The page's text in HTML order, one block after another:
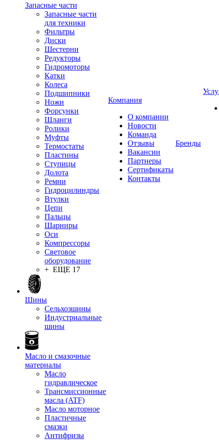
Запасные части
Запасные части
для техники
Фильтры
Диски
Шестерни
Редукторы
Гидромоторы
Катки
Колеса
Подшипники
Ножи
Форсунки
Шланги
Ролики
Муфты
Термостаты
Пластины
Ступицы
Долота
Ремни
Гидроцилиндры
Втулки
Цепи
Пальцы
Шарниры
Оси
Компрессоры
Световое
оборудование
+ ЕЩЕ 17
Шины
Сельхозшины
Индустриальные
шины
Масло и смазочные
материалы
Масло
гидравлическое
Трансмиссионные
масла (ATF)
Масло моторное
Пластичные
смазки
Антифризы
Компания
О компании
Новости
Команда
Отзывы
Вакансии
Партнеры
Сертификаты
Контакты
Бренды